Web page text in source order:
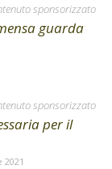
sponsorizzato
guarda
sponsorizzato
per il
2021